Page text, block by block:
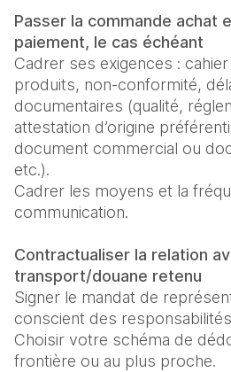
Passer la commande achat
paiement, le cas échéant
Cadrer ses exigences :
produits, non-conformité,
documentaires (qualité,
attestation d’origine
document commercial ou
etc.).
Cadrer les moyens et la
communication.
Contractualiser la relation
transport/douane retenu
Signer le mandat de
conscient des
Choisir votre schéma de
frontière ou au plus proche.